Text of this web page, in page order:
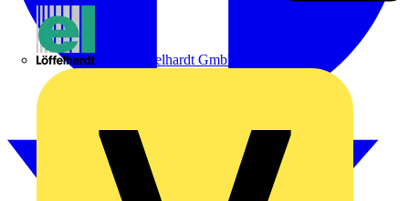
Emil Löffelhardt GmbH & Co. KG